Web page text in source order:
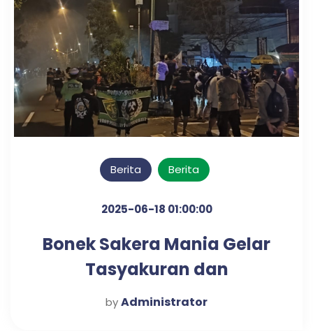
Berita Berita
2025-06-18 01:00:00
Bonek Sakera Mania Gelar
Tasyakuran dan
Longmarch Dalam Rangka
byAdministrator